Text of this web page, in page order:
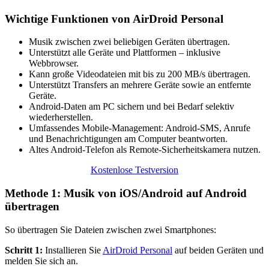
Wichtige Funktionen von AirDroid Personal
Musik zwischen zwei beliebigen Geräten übertragen.
Unterstützt alle Geräte und Plattformen – inklusive
Webbrowser.
Kann große Videodateien mit bis zu 200 MB/s übertragen.
Unterstützt Transfers an mehrere Geräte sowie an entfernte
Geräte.
Android‑Daten am PC sichern und bei Bedarf selektiv
wiederherstellen.
Umfassendes Mobile‑Management: Android‑SMS, Anrufe
und Benachrichtigungen am Computer beantworten.
Altes Android‑Telefon als Remote‑Sicherheitskamera nutzen.
Kostenlose Testversion
Methode 1: Musik von iOS/Android auf Android
übertragen
So übertragen Sie Dateien zwischen zwei Smartphones:
Schritt 1: Installieren Sie AirDroid Personal auf beiden Geräten und
melden Sie sich an.